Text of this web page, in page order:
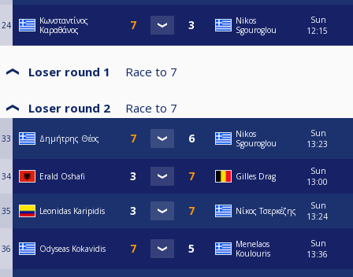
24
Κωνσταντίνος
Καραθάνος
Nikos
Sgouroglou
Sun
12:15
Loser round 1 Race to 7
Loser round 2 Race to 7
33 Δημήτρης Θέος
Nikos
Sgouroglou
Sun
13:23
34 Erald Oshafi Gilles Drag
Sun
13:00
35 Leonidas Karipidis Νίκος Τσερκέζης
Sun
13:24
36 Odyseas Kokavidis
Menelaos
Koulouris
Sun
13:36